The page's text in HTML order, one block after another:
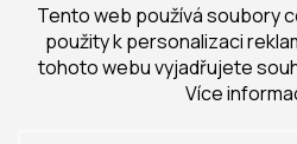
Tento web používá soubory
použity k personalizaci
tohoto webu vyjadřujete
Více